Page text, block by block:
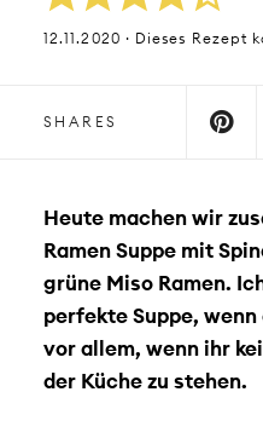
12.11.2020 · Dieses
SHARES
Heute machen wir
Ramen Suppe mit
grüne Miso Ramen.
perfekte Suppe,
vor allem, wenn ihr
der Küche zu stehen.